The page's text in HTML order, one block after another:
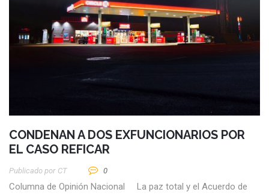
CONDENAN A DOS EXFUNCIONARIOS POR
EL CASO REFICAR
Publicado por CT 0
Columna de Opinión Nacional La paz total y el Acuerdo de